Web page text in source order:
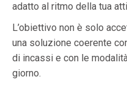
adatto al ritmo della tua
L’obiettivo non è solo
una soluzione coerente
di incassi e con le
giorno.